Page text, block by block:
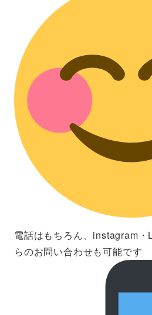
電話はもちろん、instagram
らのお問い合わせも可能です